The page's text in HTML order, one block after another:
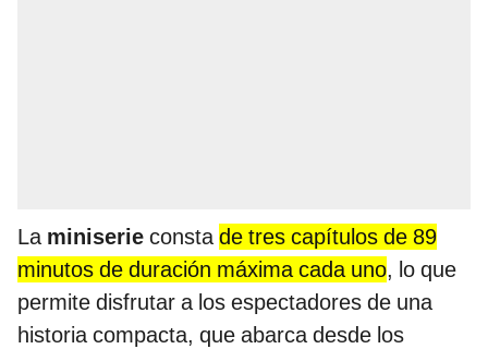
La miniserie constade tres capítulos de 89
minutos de duración máxima cada uno, lo que
permite disfrutar a los espectadores de una
historia compacta, que abarca desde los